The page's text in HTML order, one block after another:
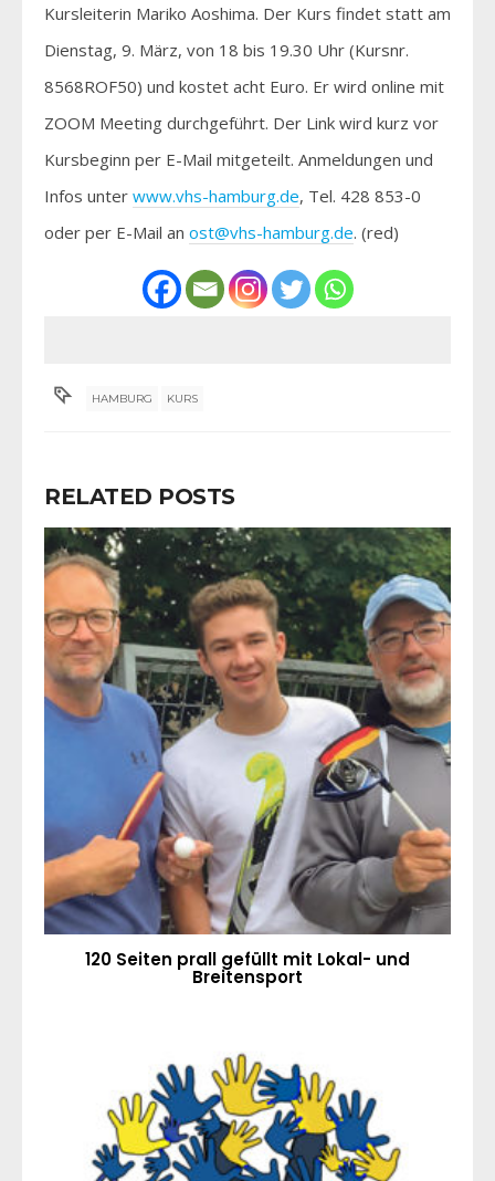
Kursleiterin Mariko Aoshima. Der Kurs findet statt am
Dienstag, 9. März, von 18 bis 19.30 Uhr (Kursnr.
8568ROF50) und kostet acht Euro. Er wird online mit
ZOOM Meeting durchgeführt. Der Link wird kurz vor
Kursbeginn per E-Mail mitgeteilt. Anmeldungen und
Infos unter www.vhs-hamburg.de, Tel. 428 853-0
oder per E-Mail an ost@vhs-hamburg.de. (red)
HAMBURG KURS
RELATED POSTS
120 Seiten prall gefüllt mit Lokal- und
Breitensport